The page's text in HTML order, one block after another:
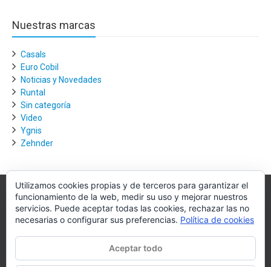
Nuestras marcas
Casals
Euro Cobil
Noticias y Novedades
Runtal
Sin categoría
Video
Ygnis
Zehnder
Villagra.es
mercado de la climatización y edificación.
Nuestro objetivo es conseguir la mejor instalación posible, la más
Utilizamos cookies propias y de terceros para garantizar el
funcionamiento de la web, medir su uso y mejorar nuestros
servicios. Puede aceptar todas las cookies, rechazar las no
necesarias o configurar sus preferencias. Política de cookies
Aceptar todo